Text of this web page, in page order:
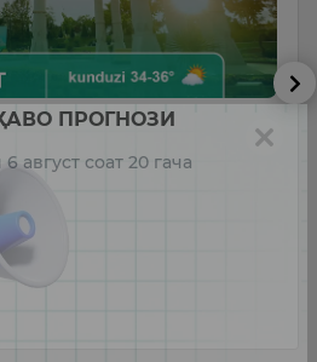
ПРОГНОЗИ
август соат 20 гача